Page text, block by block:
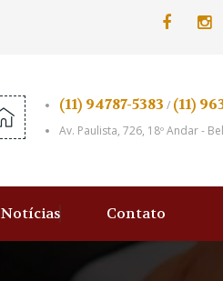
(11) 94787-5383 / (11)
Av. Paulista, 726, 18º Andar -
Notícias Contato